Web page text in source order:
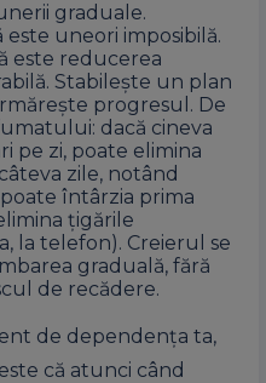
graduale.
uneori imposibilă.
este reducerea
Stabilește un plan
progresul. De
dacă cineva
pe zi, poate elimina
zile, notând
întârzia prima
țigările
la telefon). Creierul se
graduală, fără
de recădere.
de dependenţa ta,
că atunci când